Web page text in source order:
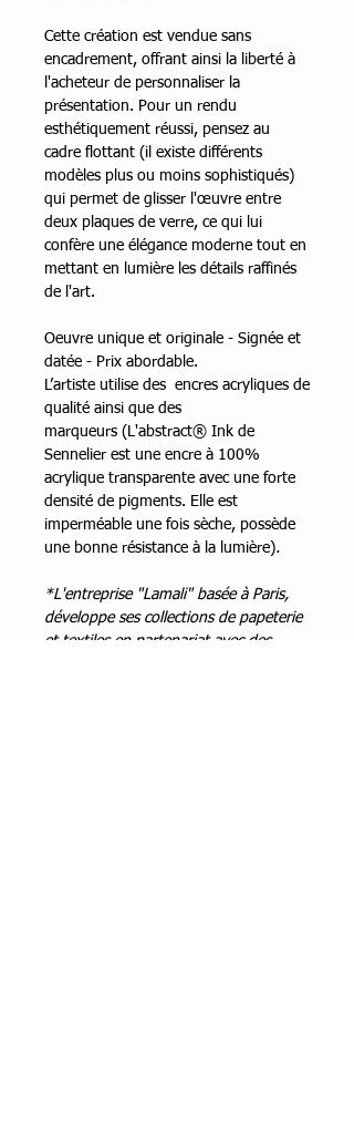
Cette création est vendue sans
encadrement, offrant ainsi la liberté à
l'acheteur de personnaliser la
présentation. Pour un rendu
esthétiquement réussi, pensez au
cadre flottant (il existe différents
modèles plus ou moins sophistiqués)
qui permet de glisser l'œuvre entre
deux plaques de verre, ce qui lui
confère une élégance moderne tout en
mettant en lumière les détails raffinés
de l'art.
Oeuvre unique et originale - Signée et
datée - Prix abordable.
L’artiste utilise des encres acryliques de
qualité ainsi que des
marqueurs (L'abstract® Ink de
Sennelier est une encre à 100%
acrylique transparente avec une forte
densité de pigments. Elle est
imperméable une fois sèche, possède
une bonne résistance à la lumière).
*L'entreprise "Lamali" basée à Paris,
développe ses collections de papeterie
et textiles en partenariat avec des